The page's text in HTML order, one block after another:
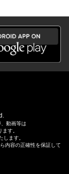
動画等は
す。
します。
内容の正確性を保証して